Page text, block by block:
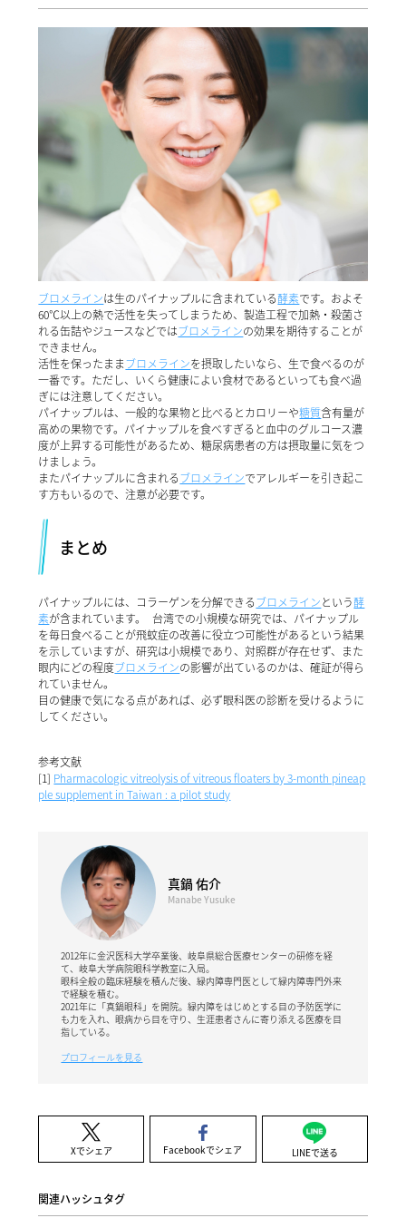
ブロメラインは生のパイナップルに含まれている酵素です。およそ
60℃以上の熱で活性を失ってしまうため、製造工程で加熱・殺菌さ
れる缶詰やジュースなどではブロメラインの効果を期待することが
できません。
活性を保ったままブロメラインを摂取したいなら、生で食べるのが
一番です。ただし、いくら健康によい食材であるといっても食べ過
ぎには注意してください。
パイナップルは、一般的な果物と比べるとカロリーや糖質含有量が
高めの果物です。パイナップルを食べすぎると血中のグルコース濃
度が上昇する可能性があるため、糖尿病患者の方は摂取量に気をつ
けましょう。
またパイナップルに含まれるブロメラインでアレルギーを引き起こ
す方もいるので、注意が必要です。
まとめ
パイナップルには、コラーゲンを分解できるブロメラインという酵
素が含まれています。 台湾での小規模な研究では、パイナップル
を毎日食べることが飛蚊症の改善に役立つ可能性があるという結果
を示していますが、研究は小規模であり、対照群が存在せず、また
眼内にどの程度ブロメラインの影響が出ているのかは、確証が得ら
れていません。
目の健康で気になる点があれば、必ず眼科医の診断を受けるように
してください。
参考文献
[1] Pharmacologic vitreolysis of vitreous floaters by 3-month pineap
ple supplement in Taiwan : a pilot study
真鍋 佑介
Manabe Yusuke
2012年に金沢医科大学卒業後、岐阜県総合医療センターの研修を経
て、岐阜大学病院眼科学教室に入局。
眼科全般の臨床経験を積んだ後、緑内障専門医として緑内障専門外来
で経験を積む。
2021年に「真鍋眼科」を開院。緑内障をはじめとする目の予防医学に
も力を入れ、眼病から目を守り、生涯患者さんに寄り添える医療を目
指している。
プロフィールを見る
Xでシェア Facebookでシェア LINEで送る
関連ハッシュタグ